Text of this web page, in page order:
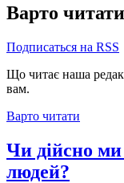
Варто читати
Подписаться на RSS
Що читає наша
вам.
Варто читати
Чи дійсно ми
людей?